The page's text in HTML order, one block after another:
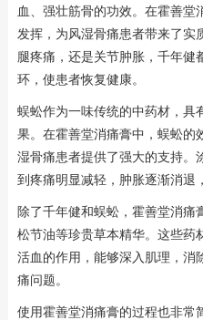
血、强壮筋骨的功效。在霍善
发挥，为风湿骨痛患者带来了实
腿疼痛，还是关节肿胀，千年健
环，使患者恢复健康。
蜈蚣作为一味传统的中药材，具
果。在霍善堂消痛膏中，蜈蚣的
湿骨痛患者提供了强大的支持。
到疼痛明显减轻，肿胀逐渐消退
除了千年健和蜈蚣，霍善堂消痛
松节油等珍贵草本精华。这些药
活血的作用，能够深入肌理，消
痛问题。
使用霍善堂消痛膏的过程也非常